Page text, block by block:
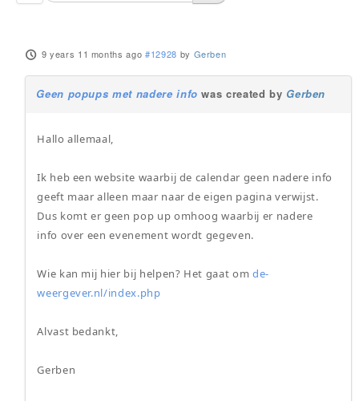
9 years 11 months ago #12928 by Gerben
Geen popups met nadere info was created by Gerben
Hallo allemaal,
Ik heb een website waarbij de calendar geen nadere info
geeft maar alleen maar naar de eigen pagina verwijst.
Dus komt er geen pop up omhoog waarbij er nadere
info over een evenement wordt gegeven.
Wie kan mij hier bij helpen? Het gaat om de-
weergever.nl/index.php
Alvast bedankt,
Gerben